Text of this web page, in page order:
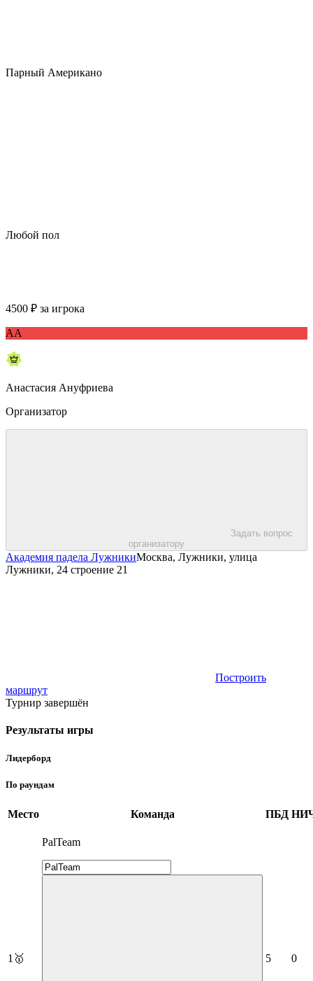
Парный Американо
Любой пол
4500 ₽ за игрока
АА
Анастасия Ануфриева
Организатор
Задать вопрос
организатору
Академия падела ЛужникиМосква, Лужники, улица
Лужники, 24 строение 21
Построить
маршрут
Турнир завершён
Результаты игры
Лидерборд
По раундам
Место Команда ПБД
1 🥇
PalTeam
5 0